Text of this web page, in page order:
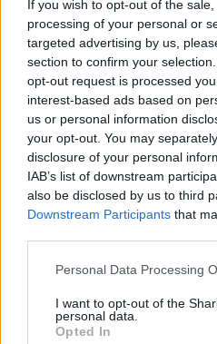
If you wish to opt-out of the
processing of your personal or
targeted advertising by us,
section to confirm your
opt-out request is processed
interest-based ads based on
us or personal information
your opt-out. You may
disclosure of your personal
IAB’s list of downstream
also be disclosed by us to third
Downstream Participants that
Personal Data Processing
I want to opt-out of the
personal data.
Opted In
Ακολουθήστε το Pink.gr
μάθετε πρώτοιτα πιο hot